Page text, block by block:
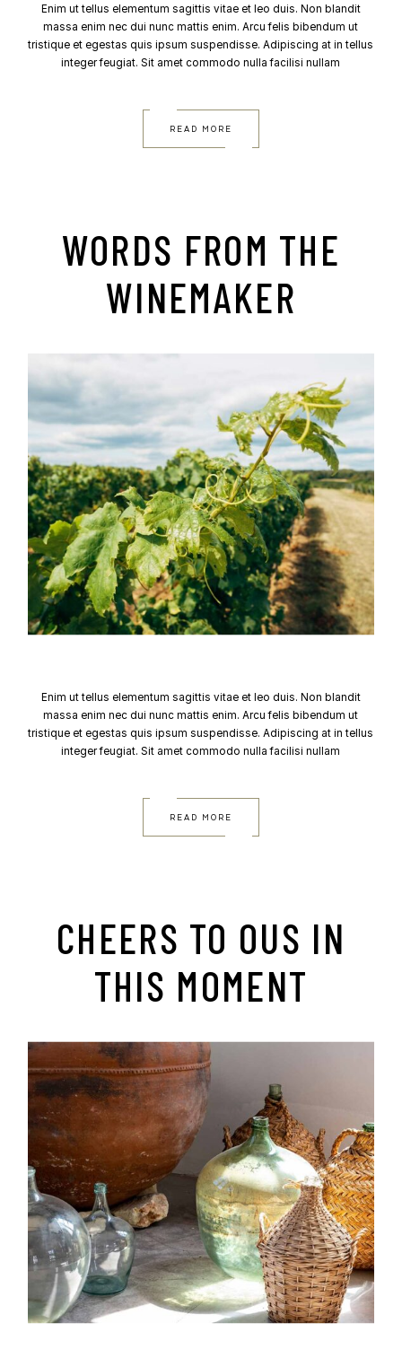
Enim ut tellus elementum sagittis vitae et leo duis. Non blandit
massa enim nec dui nunc mattis enim. Arcu felis bibendum ut
tristique et egestas quis ipsum suspendisse. Adipiscing at in tellus
integer feugiat. Sit amet commodo nulla facilisi nullam
READ MORE
WORDS FROM THE
WINEMAKER
Enim ut tellus elementum sagittis vitae et leo duis. Non blandit
massa enim nec dui nunc mattis enim. Arcu felis bibendum ut
tristique et egestas quis ipsum suspendisse. Adipiscing at in tellus
integer feugiat. Sit amet commodo nulla facilisi nullam
READ MORE
CHEERS TO OUS IN
THIS MOMENT